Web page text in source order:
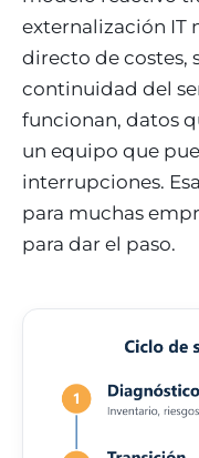
externalización IT
directo de costes,
continuidad del
funcionan, datos
un equipo que
interrupciones.
para muchas
para dar el paso.